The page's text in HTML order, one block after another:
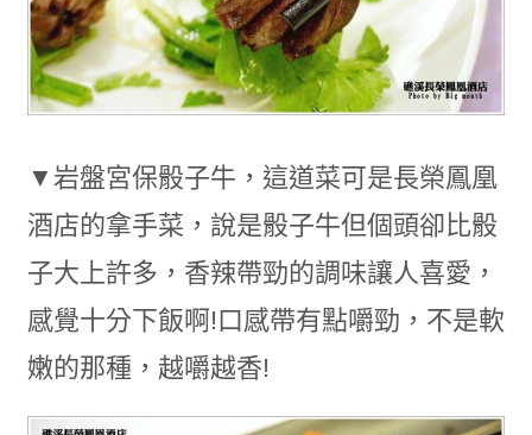
▼岩盤宮保骰子牛，這道菜可是長榮鳳凰
酒店的拿手菜，說是骰子牛但個頭卻比骰
子大上許多，香辣帶勁的調味讓人喜愛，
感覺十分下飯啊!口感帶有點嚼勁，不是軟
嫩的那種，越嚼越香!